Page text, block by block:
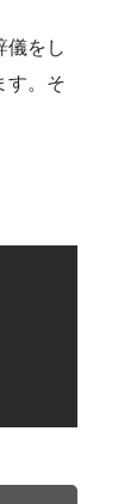
儀をし
す。そ